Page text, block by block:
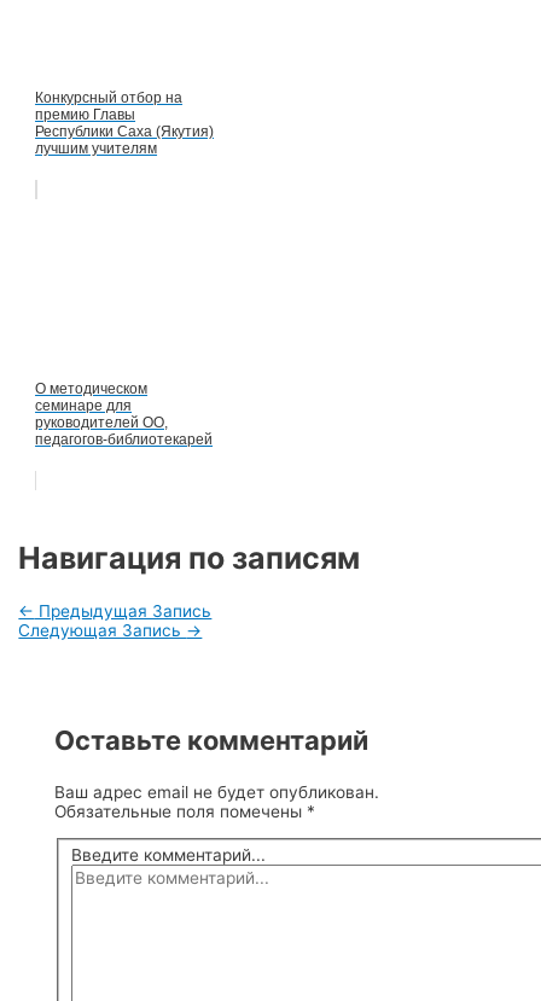
Конкурсный отбор на
премию Главы
Республики Саха (Якутия)
лучшим учителям
О методическом
семинаре для
руководителей ОО,
педагогов-библиотекарей
Навигация по записям
← Предыдущая Запись
Следующая Запись →
Оставьте комментарий
Ваш адрес email не будет опубликован.
Обязательные поля помечены *
Введите комментарий...